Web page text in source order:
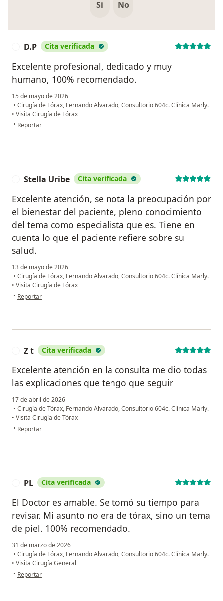
Si No
D.P Cita verificada
Excelente profesional, dedicado y muy
humano, 100% recomendado.
15 de mayo de 2026
• Cirugía de Tórax, Fernando Alvarado, Consultorio 604c. Clínica Marly.
• Visita Cirugía de Tórax
• en opinión del usuario D.P
Reportar
Stella Uribe Cita verificada
Excelente atención, se nota la preocupación por
el bienestar del paciente, pleno conocimiento
del tema como especialista que es. Tiene en
cuenta lo que el paciente refiere sobre su
salud.
13 de mayo de 2026
• Cirugía de Tórax, Fernando Alvarado, Consultorio 604c. Clínica Marly.
• Visita Cirugía de Tórax
• en opinión del usuario Stella Uribe
Reportar
Z t Cita verificada
Excelente atención en la consulta me dio todas
las explicaciones que tengo que seguir
17 de abril de 2026
• Cirugía de Tórax, Fernando Alvarado, Consultorio 604c. Clínica Marly.
• Visita Cirugía de Tórax
• en opinión del usuario Z t
Reportar
PL Cita verificada
El Doctor es amable. Se tomó su tiempo para
revisar. Mi asunto no era de tórax, sino un tema
de piel. 100% recomendado.
31 de marzo de 2026
• Cirugía de Tórax, Fernando Alvarado, Consultorio 604c. Clínica Marly.
• Visita Cirugía General
• en opinión del usuario PL
Reportar